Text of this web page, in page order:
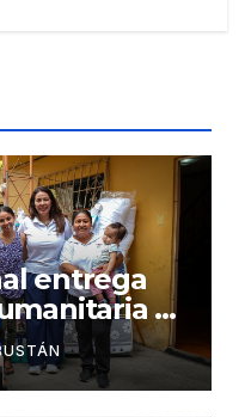
entrega
y
Lara a
de